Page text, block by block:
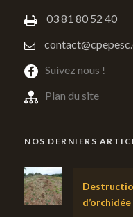
03 81 80 52 40
Suivez nous !
Plan du site
NOS DERNIERS